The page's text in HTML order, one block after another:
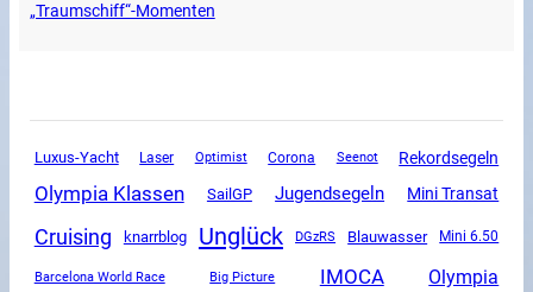
„Traumschiff“-Momenten
Luxus-Yacht Laser Optimist Corona Seenot Rekordsegeln
Olympia Klassen SailGP Jugendsegeln Mini Transat
Cruising knarrblog Unglück DGzRS Blauwasser Mini 6.50
Barcelona World Race Big Picture IMOCA Olympia